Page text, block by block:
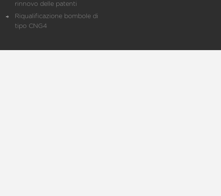
rinnovo delle patenti
Riqualificazione bombole di
tipo CNG4